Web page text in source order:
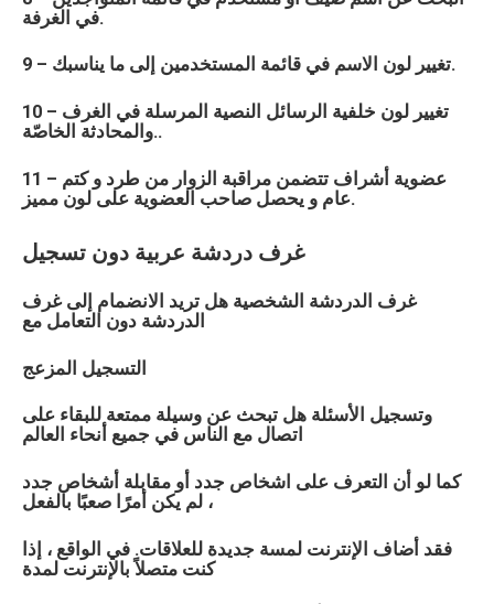
في الغرفة.
9 – تغيير لون الاسم في قائمة المستخدمين إلى ما يناسبك.
10 – تغيير لون خلفية الرسائل النصية المرسلة في الغرف
والمحادثة الخاصّة..
11 – عضوية أشراف تتضمن مراقبة الزوار من طرد و كتم
عام و يحصل صاحب العضوية على لون مميز.
غرف دردشة عربية دون تسجيل
غرف الدردشة الشخصية هل تريد الانضمام إلى غرف
الدردشة دون التعامل مع
التسجيل المزعج
وتسجيل الأسئلة هل تبحث عن وسيلة ممتعة للبقاء على
اتصال مع الناس في جميع أنحاء العالم
كما لو أن التعرف على اشخاص جدد أو مقابلة أشخاص جدد
لم يكن أمرًا صعبًا بالفعل ،
فقد أضاف الإنترنت لمسة جديدة للعلاقات. في الواقع ، إذا
كنت متصلاً بالإنترنت لمدة